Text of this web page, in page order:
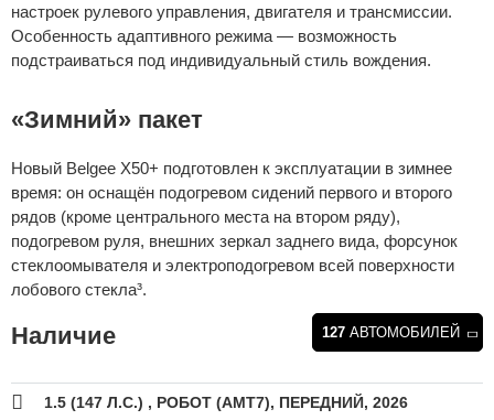
настроек рулевого управления, двигателя и трансмиссии.
Особенность адаптивного режима — возможность
подстраиваться под индивидуальный стиль вождения.
«Зимний» пакет
Новый Belgee X50+ подготовлен к эксплуатации в зимнее
время: он оснащён подогревом сидений первого и второго
рядов (кроме центрального места на втором ряду),
подогревом руля, внешних зеркал заднего вида, форсунок
стеклоомывателя и электроподогревом всей поверхности
лобового стекла³.
Наличие 127 АВТОМОБИЛЕЙ
1.5 (147 Л.С.) , РОБОТ (AMT7), ПЕРЕДНИЙ, 2026